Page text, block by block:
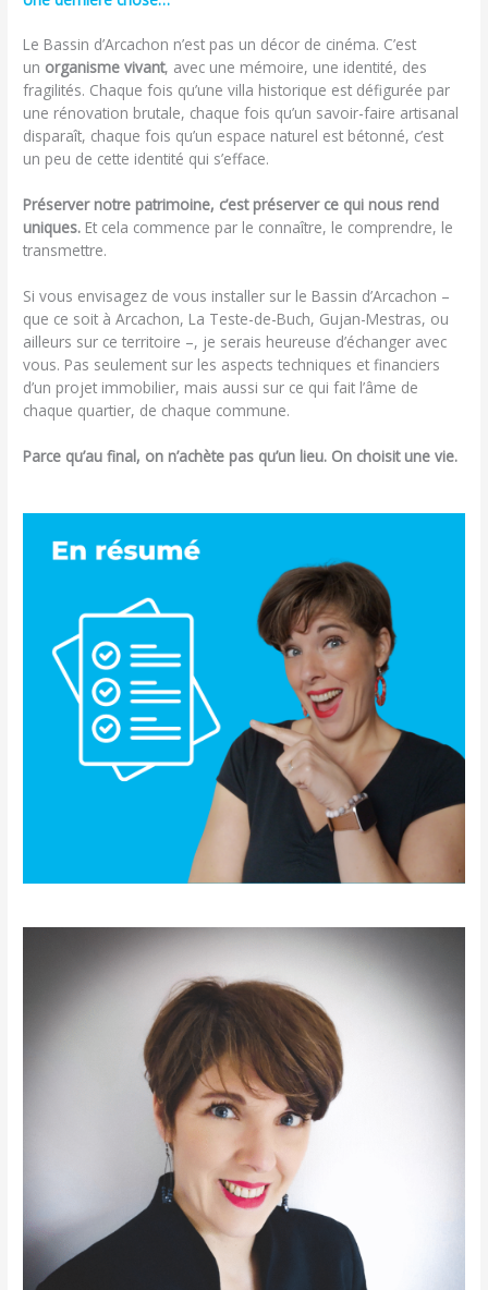
Le Bassin d’Arcachon n’est pas un décor de cinéma. C’est
un organisme vivant, avec une mémoire, une identité, des
fragilités. Chaque fois qu’une villa historique est défigurée par
une rénovation brutale, chaque fois qu’un savoir-faire artisanal
disparaît, chaque fois qu’un espace naturel est bétonné, c’est
un peu de cette identité qui s’efface.
Préserver notre patrimoine, c’est préserver ce qui nous rend
uniques. Et cela commence par le connaître, le comprendre, le
transmettre.
Si vous envisagez de vous installer sur le Bassin d’Arcachon –
que ce soit à Arcachon, La Teste-de-Buch, Gujan-Mestras, ou
ailleurs sur ce territoire –, je serais heureuse d’échanger avec
vous. Pas seulement sur les aspects techniques et financiers
d’un projet immobilier, mais aussi sur ce qui fait l’âme de
chaque quartier, de chaque commune.
Parce qu’au final, on n’achète pas qu’un lieu. On choisit une vie.